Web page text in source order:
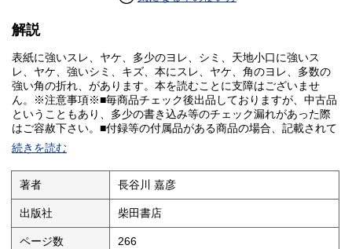
解説
表紙に強いスレ、ヤケ、多少のヨレ、シミ、天地小口に強いス
レ、ヤケ、強いシミ、キズ、本にスレ、ヤケ、角のヨレ、多数の
強い角の折れ、があります。本を読むことに支障はございませ
ん。※注意事項※■毎商品チェック後出品しておりますが、中古品
ということもあり、多少の書き込み等のチェック漏れがあった際
はご容赦下さい。■付録等の付属品がある商品の場合、記載されて
いない物は『付属なし』とご理解下さい。■併売販売をしているた
め、在庫切れの場合はキャンセルとなります。予めご了承くださ
い。
続きを読む
著者 長谷川 嘉彦
出版社 柴田書店
ページ数 266